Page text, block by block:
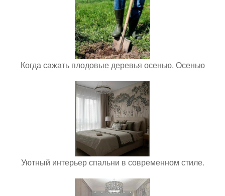
Когда сажать плодовые деревья осенью. Осенью
Уютный интерьер спальни в современном стиле.